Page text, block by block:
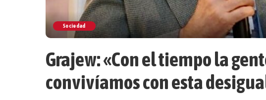
Sociedad
Grajew: «Con el tiempo la
convivíamos con esta